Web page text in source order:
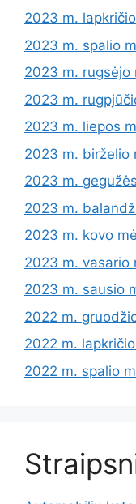
2023 m.
2023 m. spalio
2023 m. rugsėjo
2023 m.
2023 m. liepos
2023 m. birželio
2023 m.
2023 m.
2023 m. kovo
2023 m. vasario
2023 m. sausio
2022 m.
2022 m.
2022 m. spalio